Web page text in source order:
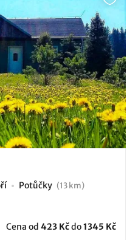
Potůčky (13 km)
Cena od 423 Kčdo1345 Kč